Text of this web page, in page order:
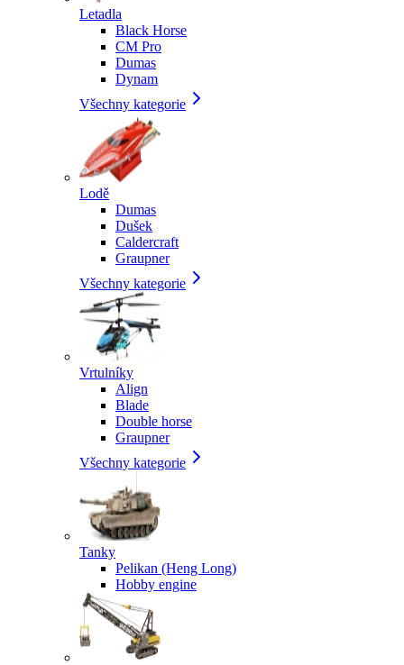
Letadla
Black Horse
CM Pro
Dumas
Dynam
Všechny kategorie
Lodě
Dumas
Dušek
Caldercraft
Graupner
Všechny kategorie
Vrtulníky
Align
Blade
Double horse
Graupner
Všechny kategorie
Tanky
Pelikan (Heng Long)
Hobby engine